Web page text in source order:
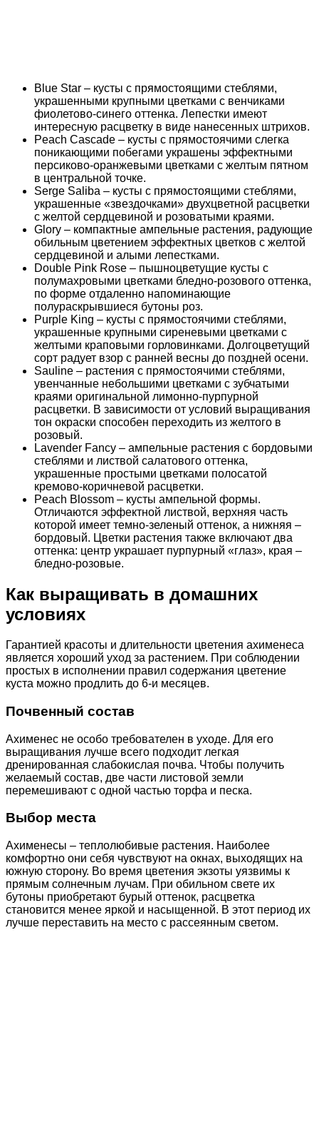
Blue Star – кусты с прямостоящими стеблями,
украшенными крупными цветками с венчиками
фиолетово-синего оттенка. Лепестки имеют
интересную расцветку в виде нанесенных штрихов.
Peach Cascade – кусты с прямостоячими слегка
поникающими побегами украшены эффектными
персиково-оранжевыми цветками с желтым пятном
в центральной точке.
Serge Saliba – кусты с прямостоящими стеблями,
украшенные «звездочками» двухцветной расцветки
с желтой сердцевиной и розоватыми краями.
Glory – компактные ампельные растения, радующие
обильным цветением эффектных цветков с желтой
сердцевиной и алыми лепестками.
Double Pink Rose – пышноцветущие кусты с
полумахровыми цветками бледно-розового оттенка,
по форме отдаленно напоминающие
полураскрывшиеся бутоны роз.
Purple King – кусты с прямостоячими стеблями,
украшенные крупными сиреневыми цветками с
желтыми краповыми горловинками. Долгоцветущий
сорт радует взор с ранней весны до поздней осени.
Sauline – растения с прямостоячими стеблями,
увенчанные небольшими цветками с зубчатыми
краями оригинальной лимонно-пурпурной
расцветки. В зависимости от условий выращивания
тон окраски способен переходить из желтого в
розовый.
Lavender Fancy – ампельные растения с бордовыми
стеблями и листвой салатового оттенка,
украшенные простыми цветками полосатой
кремово-коричневой расцветки.
Peach Blossom – кусты ампельной формы.
Отличаются эффектной листвой, верхняя часть
которой имеет темно-зеленый оттенок, а нижняя –
бордовый. Цветки растения также включают два
оттенка: центр украшает пурпурный «глаз», края –
бледно-розовые.
Как выращивать в домашних
условиях
Гарантией красоты и длительности цветения ахименеса
является хороший уход за растением. При соблюдении
простых в исполнении правил содержания цветение
куста можно продлить до 6-и месяцев.
Почвенный состав
Ахименес не особо требователен в уходе. Для его
выращивания лучше всего подходит легкая
дренированная слабокислая почва. Чтобы получить
желаемый состав, две части листовой земли
перемешивают с одной частью торфа и песка.
Выбор места
Ахименесы – теплолюбивые растения. Наиболее
комфортно они себя чувствуют на окнах, выходящих на
южную сторону. Во время цветения экзоты уязвимы к
прямым солнечным лучам. При обильном свете их
бутоны приобретают бурый оттенок, расцветка
становится менее яркой и насыщенной. В этот период их
лучше переставить на место с рассеянным светом.